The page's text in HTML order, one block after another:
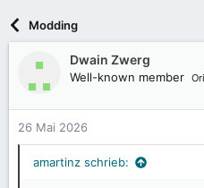
l
l
t
a
a
g
Modding
Dwain Zwerg
Well-known member
26 Mai 2026
amartinz schrieb: